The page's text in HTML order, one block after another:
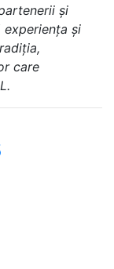
și
experiența și
care